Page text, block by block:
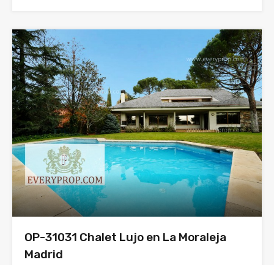
OP-31031 Chalet Lujo en La Moraleja
Madrid